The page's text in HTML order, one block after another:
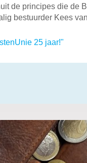
de principes die de
bestuurder Kees
25 jaar!"